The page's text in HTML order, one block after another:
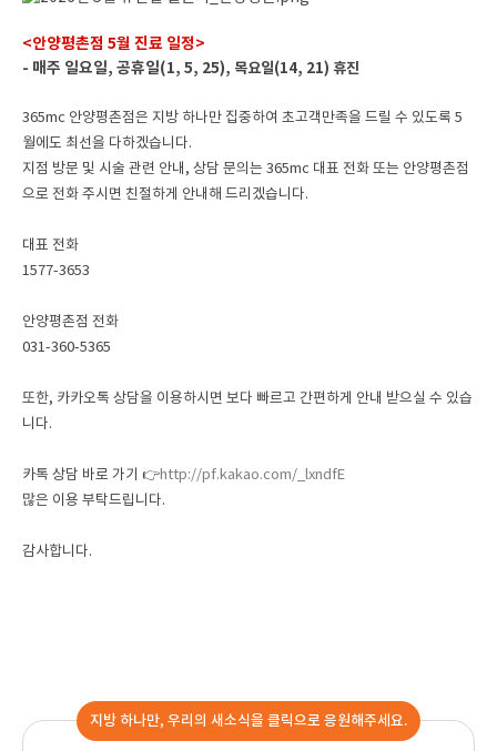
<안양평촌점 5월 진료 일정>
- 매주 일요일, 공휴일(1, 5, 25), 목요일(14, 21) 휴진
365mc 안양평촌점은 지방 하나만 집중하여 초고객만족을 드릴 수 있도록 5
월에도 최선을 다하겠습니다.
지점 방문 및 시술 관련 안내, 상담 문의는 365mc 대표 전화 또는 안양평촌점
으로 전화 주시면 친절하게 안내해 드리겠습니다.
대표 전화
1577-3653
안양평촌점 전화
031-360-5365
또한, 카카오톡 상담을 이용하시면 보다 빠르고 간편하게 안내 받으실 수 있습
니다.
카톡 상담 바로 가기 👉http://pf.kakao.com/_lxndfE
많은 이용 부탁드립니다.
감사합니다.
지방 하나만, 우리의 새소식을 클릭으로 응원해주세요.